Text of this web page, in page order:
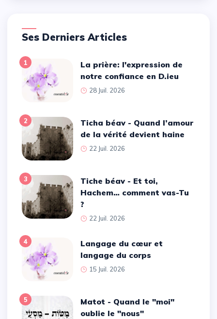
Ses Derniers Articles
1
La prière: l'expression de
notre confiance en D.ieu
28 Juil. 2026
2
Ticha béav - Quand l’amour
de la vérité devient haine
22 Juil. 2026
3
Tiche béav - Et toi,
Hachem… comment vas-Tu
?
22 Juil. 2026
4
Langage du cœur et
langage du corps
15 Juil. 2026
5
Matot - Quand le ''moi''
oublie le ''nous''